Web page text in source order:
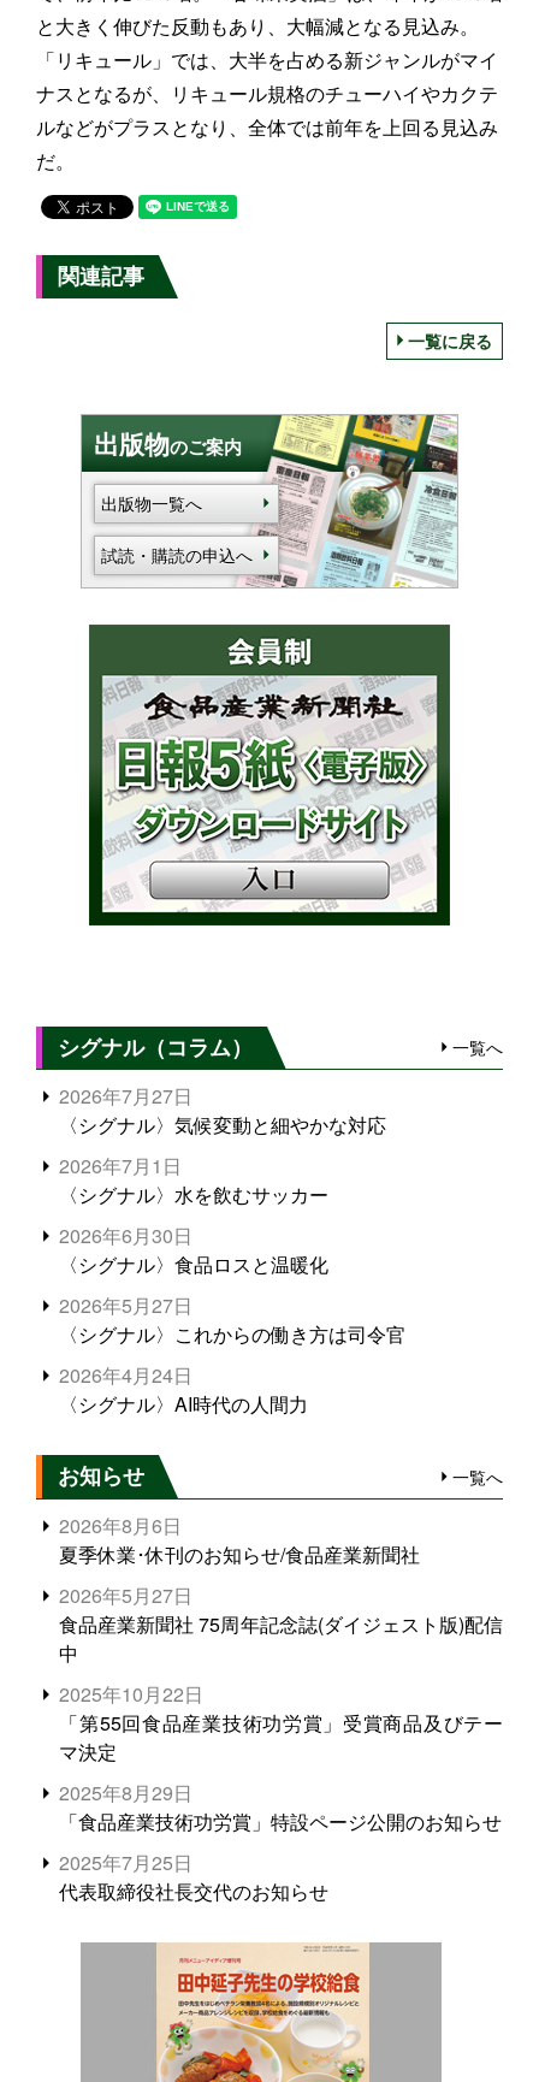
と大きく伸びた反動もあり、大幅減となる見込み。
「リキュール」では、大半を占める新ジャンルがマイ
ナスとなるが、リキュール規格のチューハイやカクテ
ルなどがプラスとなり、全体では前年を上回る見込み
だ。
関連記事
一覧に戻る
出版物のご案内
出版物一覧へ
試読・購読の申込へ
シグナル（コラム） 一覧へ
2026年7月27日
〈シグナル〉気候変動と細やかな対応
2026年7月1日
〈シグナル〉水を飲むサッカー
2026年6月30日
〈シグナル〉食品ロスと温暖化
2026年5月27日
〈シグナル〉これからの働き方は司令官
2026年4月24日
〈シグナル〉AI時代の人間力
お知らせ 一覧へ
2026年8月6日
夏季休業･休刊のお知らせ/食品産業新聞社
2026年5月27日
食品産業新聞社 75周年記念誌(ダイジェスト版)配信
中
2025年10月22日
「第55回食品産業技術功労賞」受賞商品及びテー
マ決定
2025年8月29日
「食品産業技術功労賞」特設ページ公開のお知らせ
2025年7月25日
代表取締役社長交代のお知らせ